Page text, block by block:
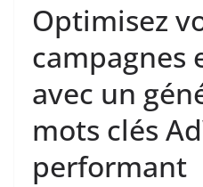
Optimisez
campagnes
avec un
mots clés
performant